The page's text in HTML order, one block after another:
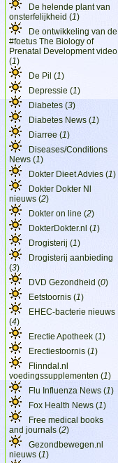
De helende plant van
onsterfelijkheid (1)
De ontwikkeling van de
#foetus The Biology of
Prenatal Development video
(1)
De Pil (1)
Depressie (1)
Diabetes (3)
Diabetes News (1)
Diarree (1)
Diseases/Conditions
News (1)
Dokter Dieet Advies (1)
Dokter Dokter Nl
nieuws (2)
Dokter on line (2)
DokterDokter.nl (1)
Drogisterij (1)
Drogisterij aanbieding
(3)
DVD Gezondheid (0)
Eetstoornis (1)
EHEC-bacterie nieuws
(4)
Erectie Apotheek (1)
Erectiestoornis (1)
Flinndal.nl
voedingssupplementen (1)
Flu Influenza News (1)
Fox Health News (1)
Free medical books
and journals (2)
Gezondbewegen.nl
nieuws (1)